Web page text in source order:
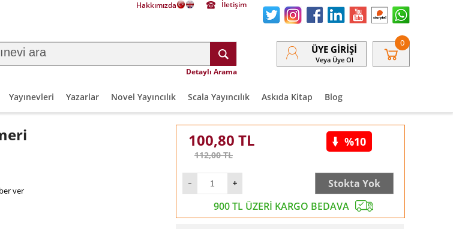
Hakkımızda İletişim
Detaylı Arama
ÜYE GIRIŞI
Veya Üye Ol
0
Yayınevleri Yazarlar Novel Yayıncılık Scala Yayıncılık Askıda Kitap Blog
ver
100,80 TL
112,00TL
%10
Stokta Yok
900 TL ÜZERİ KARGO BEDAVA